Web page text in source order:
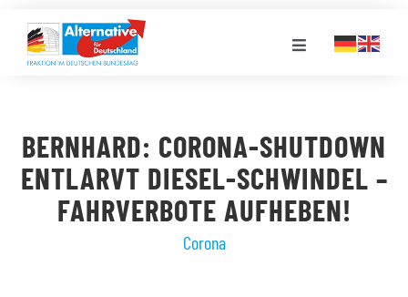
Inhalt
springen
Toggle
LANDESGRUPPEN
VERANSTALTUNGEN
BERNHARD: CORONA-SHUTDOWN
ENTLARVT DIESEL-SCHWINDEL –
FAHRVERBOTE AUFHEBEN!
Corona